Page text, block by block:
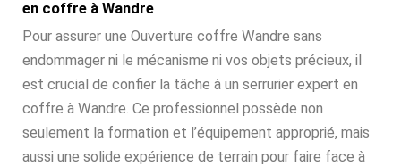
en coffre à Wandre
Pour assurer une Ouverture coffre Wandre sans
endommager ni le mécanisme ni vos objets précieux, il
est crucial de confier la tâche à un serrurier expert en
coffre à Wandre. Ce professionnel possède non
seulement la formation et l’équipement approprié, mais
aussi une solide expérience de terrain pour faire face à